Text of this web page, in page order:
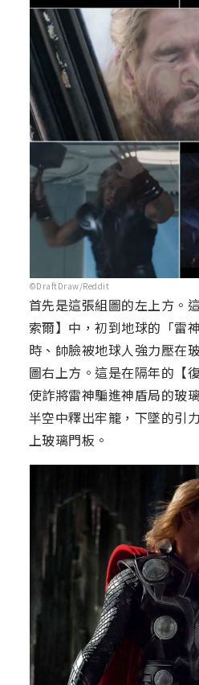
©DraftDraw/Reddit
首先是這張組圖的左上方。
索爾】中，初到地球的「雷
時、帥臉被地球人強力壓在
圖右上方。這是在隔年的【
使詐將雷神騙進神盾局的玻
半空中釋出牢籠，下墜的引
上玻璃門板。